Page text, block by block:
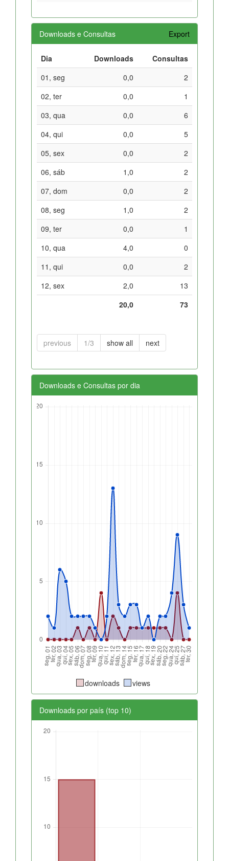
Downloads e Consultas Export
Dia Downloads
Consultas
01, seg
0,0
2
02, ter
0,0
1
03, qua
0,0
6
04, qui
0,0
5
05, sex
0,0
2
06, sáb
1,0
2
07, dom
0,0
2
08, seg
1,0
2
09, ter
0,0
1
10, qua
4,0
0
11, qui
0,0
2
12, sex
2,0
13
20,0
73
previous 1/3 show all next
Downloads e Consultas por dia
downloads views
Downloads por país (top 10)